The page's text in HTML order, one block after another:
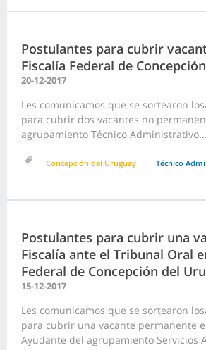
Postulantes para cubrir
Fiscalía Federal de
20-12-2017
Les comunicamos que se sortearon
para cubrir dos vacantes no
agrupamiento Técnico Administrativo...
Concepción del Uruguay Técnico
Postulantes para cubrir una
Fiscalía ante el Tribunal Oral
Federal de Concepción del
15-12-2017
Les comunicamos que se sortearon
para cubrir una vacante permanente
Ayudante del agrupamiento Servicios